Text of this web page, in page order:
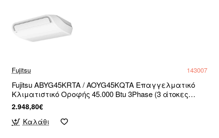
Fujitsu 143007
Fujitsu ABYG45KRTA / AOYG45KQTA Επαγγελματικό
Κλιματιστικό Οροφής 45.000 Btu 3Phase (3 άτοκες
δόσεις)
2.948,80€
Καλάθι